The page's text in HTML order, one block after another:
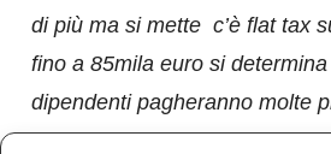
di più ma si mette c’è flat tax
fino a 85mila euro si
dipendenti pagheranno molte
l’intervento su reddito di